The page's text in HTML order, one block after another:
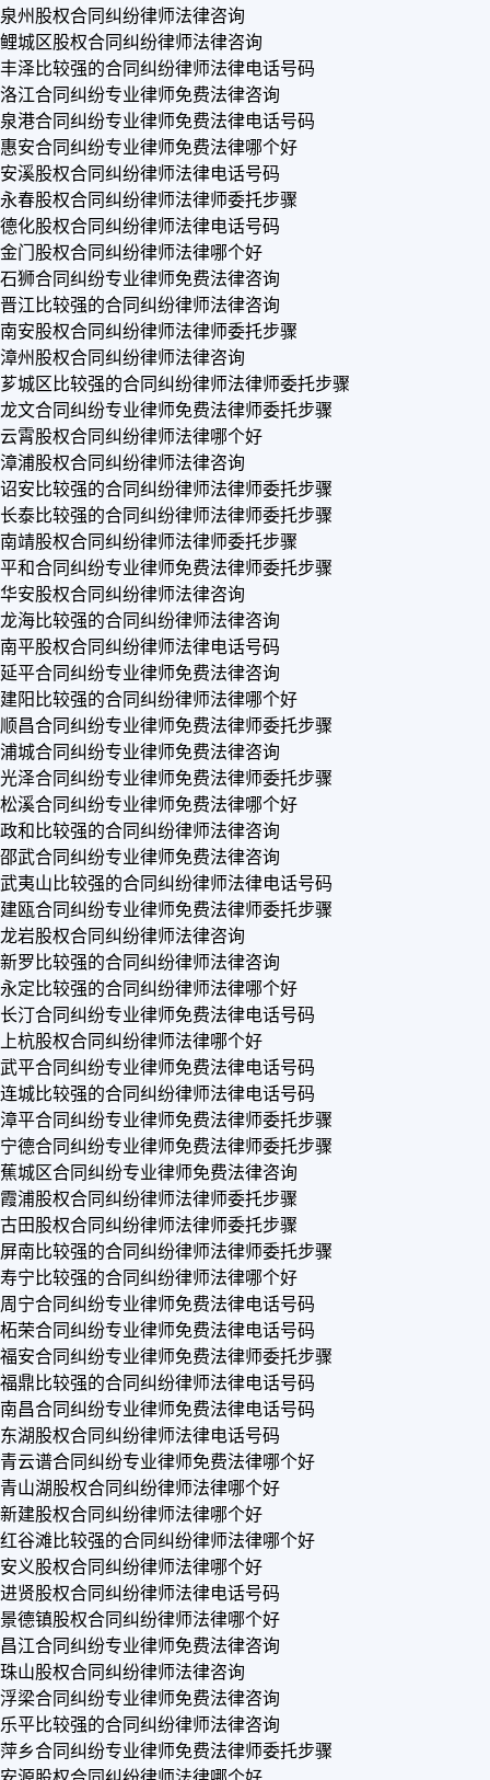
泉州股权合同纠纷律师法律咨询
鲤城区股权合同纠纷律师法律咨询
丰泽比较强的合同纠纷律师法律电话号码
洛江合同纠纷专业律师免费法律咨询
泉港合同纠纷专业律师免费法律电话号码
惠安合同纠纷专业律师免费法律哪个好
安溪股权合同纠纷律师法律电话号码
永春股权合同纠纷律师法律师委托步骤
德化股权合同纠纷律师法律电话号码
金门股权合同纠纷律师法律哪个好
石狮合同纠纷专业律师免费法律咨询
晋江比较强的合同纠纷律师法律咨询
南安股权合同纠纷律师法律师委托步骤
漳州股权合同纠纷律师法律咨询
芗城区比较强的合同纠纷律师法律师委托步骤
龙文合同纠纷专业律师免费法律师委托步骤
云霄股权合同纠纷律师法律哪个好
漳浦股权合同纠纷律师法律咨询
诏安比较强的合同纠纷律师法律师委托步骤
长泰比较强的合同纠纷律师法律师委托步骤
南靖股权合同纠纷律师法律师委托步骤
平和合同纠纷专业律师免费法律师委托步骤
华安股权合同纠纷律师法律咨询
龙海比较强的合同纠纷律师法律咨询
南平股权合同纠纷律师法律电话号码
延平合同纠纷专业律师免费法律咨询
建阳比较强的合同纠纷律师法律哪个好
顺昌合同纠纷专业律师免费法律师委托步骤
浦城合同纠纷专业律师免费法律咨询
光泽合同纠纷专业律师免费法律师委托步骤
松溪合同纠纷专业律师免费法律哪个好
政和比较强的合同纠纷律师法律咨询
邵武合同纠纷专业律师免费法律咨询
武夷山比较强的合同纠纷律师法律电话号码
建瓯合同纠纷专业律师免费法律师委托步骤
龙岩股权合同纠纷律师法律咨询
新罗比较强的合同纠纷律师法律咨询
永定比较强的合同纠纷律师法律哪个好
长汀合同纠纷专业律师免费法律电话号码
上杭股权合同纠纷律师法律哪个好
武平合同纠纷专业律师免费法律电话号码
连城比较强的合同纠纷律师法律电话号码
漳平合同纠纷专业律师免费法律师委托步骤
宁德合同纠纷专业律师免费法律师委托步骤
蕉城区合同纠纷专业律师免费法律咨询
霞浦股权合同纠纷律师法律师委托步骤
古田股权合同纠纷律师法律师委托步骤
屏南比较强的合同纠纷律师法律师委托步骤
寿宁比较强的合同纠纷律师法律哪个好
周宁合同纠纷专业律师免费法律电话号码
柘荣合同纠纷专业律师免费法律电话号码
福安合同纠纷专业律师免费法律师委托步骤
福鼎比较强的合同纠纷律师法律电话号码
南昌合同纠纷专业律师免费法律电话号码
东湖股权合同纠纷律师法律电话号码
青云谱合同纠纷专业律师免费法律哪个好
青山湖股权合同纠纷律师法律哪个好
新建股权合同纠纷律师法律哪个好
红谷滩比较强的合同纠纷律师法律哪个好
安义股权合同纠纷律师法律哪个好
进贤股权合同纠纷律师法律电话号码
景德镇股权合同纠纷律师法律哪个好
昌江合同纠纷专业律师免费法律咨询
珠山股权合同纠纷律师法律咨询
浮梁合同纠纷专业律师免费法律咨询
乐平比较强的合同纠纷律师法律咨询
萍乡合同纠纷专业律师免费法律师委托步骤